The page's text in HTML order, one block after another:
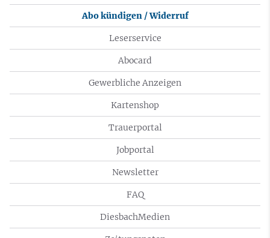
Abo kündigen / Widerruf
Leserservice
Abocard
Gewerbliche Anzeigen
Kartenshop
Trauerportal
Jobportal
Newsletter
FAQ
DiesbachMedien